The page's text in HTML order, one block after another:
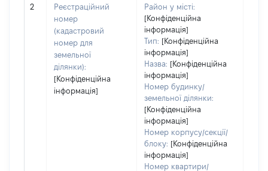
2
Реєстраційний
номер
(кадастровий
номер для
земельної
ділянки):
[Конфіденційна
інформація]
Район у місті:
[Конфіденційна
інформація]
Тип: [Конфіденційна
інформація]
Назва: [Конфіденційна
інформація]
Номер будинку/
земельної ділянки:
[Конфіденційна
інформація]
Номер корпусу/секції/
блоку: [Конфіденційна
інформація]
Номер квартири/